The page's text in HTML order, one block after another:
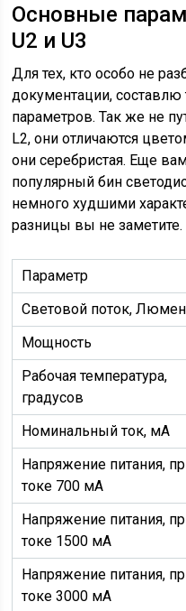
Основные
U2 и U3
Для тех, кто особо не
документации,
параметров. Так же не
L2, они отличаются
они серебристая. Еще
популярный бин
немного худшими
разницы вы не заметите.
Параметр
Световой поток, Люмен
Мощность
Рабочая температура,
градусов
Номинальный ток, мА
Напряжение питания,
токе 700 мА
Напряжение питания,
токе 1500 мА
Напряжение питания,
токе 3000 мА